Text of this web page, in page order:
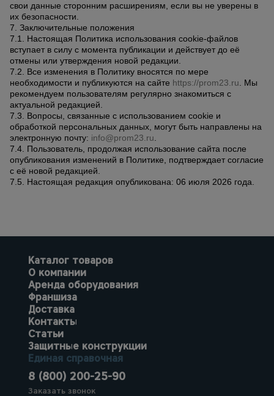
свои данные сторонним расширениям, если вы не уверены в
их безопасности.
7. Заключительные положения
7.1. Настоящая Политика использования cookie-файлов
вступает в силу с момента публикации и действует до её
отмены или утверждения новой редакции.
7.2. Все изменения в Политику вносятся по мере
необходимости и публикуются на сайте https://prom23.ru . Мы
рекомендуем пользователям регулярно знакомиться с
актуальной редакцией.
7.3. Вопросы, связанные с использованием cookie и
обработкой персональных данных, могут быть направлены на
электронную почту: info@prom23.ru
7.4. Пользователь, продолжая использование сайта после
опубликования изменений в Политике, подтверждает согласие
с её новой редакцией.
7.5. Настоящая редакция опубликована: 06 июля 2026 года.
Каталог товаров
О компании
Аренда оборудования
Франшиза
Доставка
Контакты
Статьи
Защитные конструкции
Единая справочная
8 (800) 200-25-90
Заказать звонок